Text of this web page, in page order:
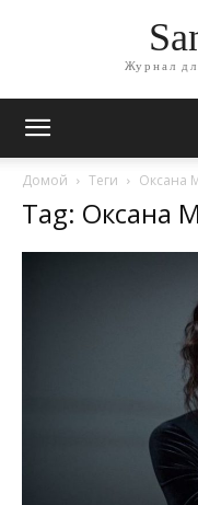
Журнал
Домой Теги Оксана
Tag: Оксана